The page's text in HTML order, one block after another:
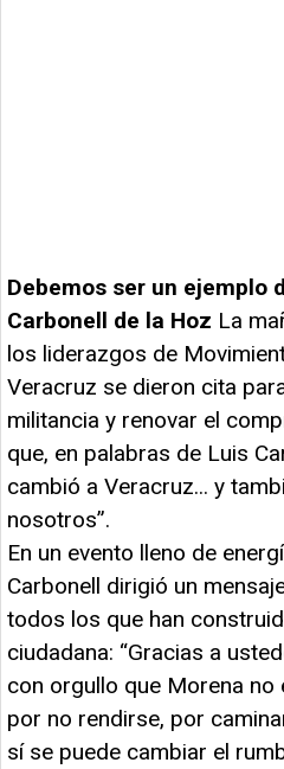
Debemos ser un ejemplo
Carbonell de la Hoz La
los liderazgos de
Veracruz se dieron cita
militancia y renovar el
que, en palabras de Luis
cambió a Veracruz... y
nosotros”.
En un evento lleno de
Carbonell dirigió un
todos los que han
ciudadana: “Gracias a
con orgullo que Morena no
por no rendirse, por
sí se puede cambiar el